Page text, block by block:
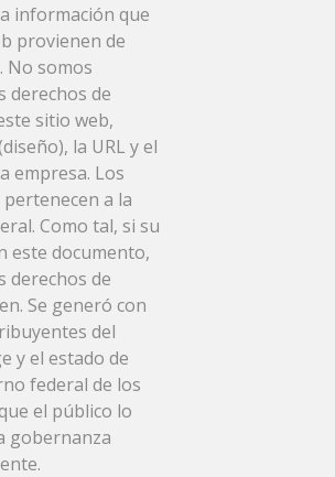
información que
provienen de
No somos
derechos de
sitio web,
la URL y el
empresa. Los
a la
Como tal, si su
este documento,
derechos de
Se generó con
del
y el estado de
federal de los
el público lo
gobernanza